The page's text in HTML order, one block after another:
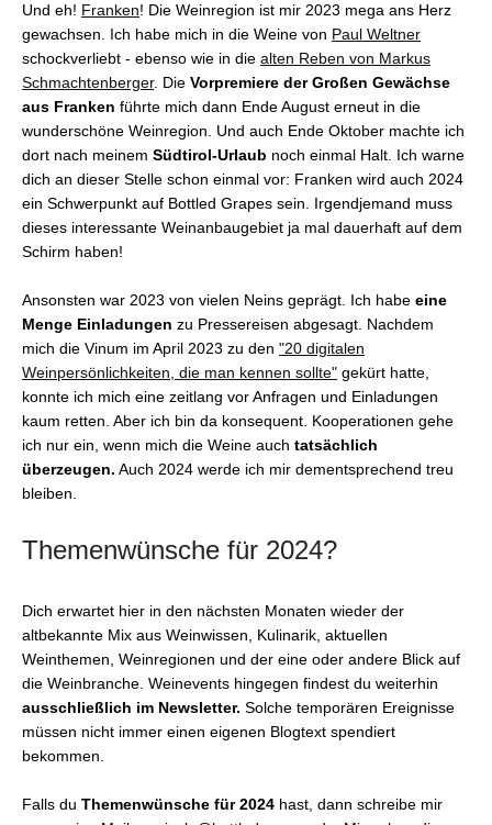
Und eh! Franken! Die Weinregion ist mir 2023 mega ans Herz
gewachsen. Ich habe mich in die Weine von Paul Weltner
schockverliebt - ebenso wie in die alten Reben von Markus
Schmachtenberger. Die Vorpremiere der Großen Gewächse
aus Franken führte mich dann Ende August erneut in die
wunderschöne Weinregion. Und auch Ende Oktober machte ich
dort nach meinem Südtirol-Urlaub noch einmal Halt. Ich warne
dich an dieser Stelle schon einmal vor: Franken wird auch 2024
ein Schwerpunkt auf Bottled Grapes sein. Irgendjemand muss
dieses interessante Weinanbaugebiet ja mal dauerhaft auf dem
Schirm haben!
Ansonsten war 2023 von vielen Neins geprägt. Ich habe eine
Menge Einladungen zu Pressereisen abgesagt. Nachdem
mich die Vinum im April 2023 zu den "20 digitalen
Weinpersönlichkeiten, die man kennen sollte" gekürt hatte,
konnte ich mich eine zeitlang vor Anfragen und Einladungen
kaum retten. Aber ich bin da konsequent. Kooperationen gehe
ich nur ein, wenn mich die Weine auch tatsächlich
überzeugen. Auch 2024 werde ich mir dementsprechend treu
bleiben.
Themenwünsche für 2024?
Dich erwartet hier in den nächsten Monaten wieder der
altbekannte Mix aus Weinwissen, Kulinarik, aktuellen
Weinthemen, Weinregionen und der eine oder andere Blick auf
die Weinbranche. Weinevents hingegen findest du weiterhin
ausschließlich im Newsletter. Solche temporären Ereignisse
müssen nicht immer einen eigenen Blogtext spendiert
bekommen.
Falls du Themenwünsche für 2024 hast, dann schreibe mir